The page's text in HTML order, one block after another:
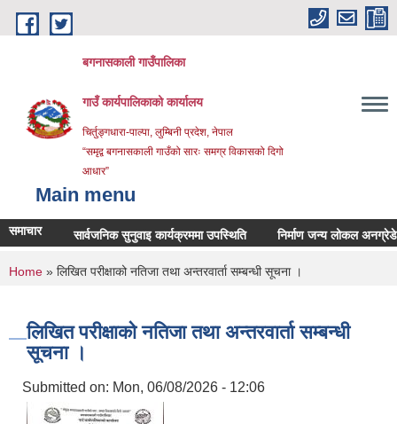
Skip to main content
बगनासकाली गाउँपालिका
गाउँ कार्यपालिकाको कार्यालय
चिर्तुङ्गधारा-पाल्पा, लुम्बिनी प्रदेश, नेपाल
“समृद्व बगनासकाली गाउँको सारः समग्र विकासको दिगो
आधार”
Main menu
समाचारसार्वजनिक सुनुवाइ कार्यक्रममा उपस्थिति निर्माण जन्य लोकल अनग्रेडेड
You are here
Home » लिखित परीक्षाको नतिजा तथा अन्तरवार्ता सम्बन्धी सूचना ।
लिखित परीक्षाको नतिजा तथा अन्तरवार्ता सम्बन्धी
सूचना ।
Submitted on: Mon, 06/08/2026 - 12:06